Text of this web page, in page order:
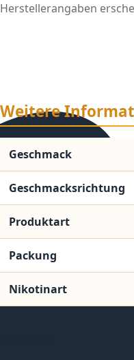
Herstellerangaben
Weitere
Geschmack
Geschmacksrichtung
Produktart
Packung
Nikotinart